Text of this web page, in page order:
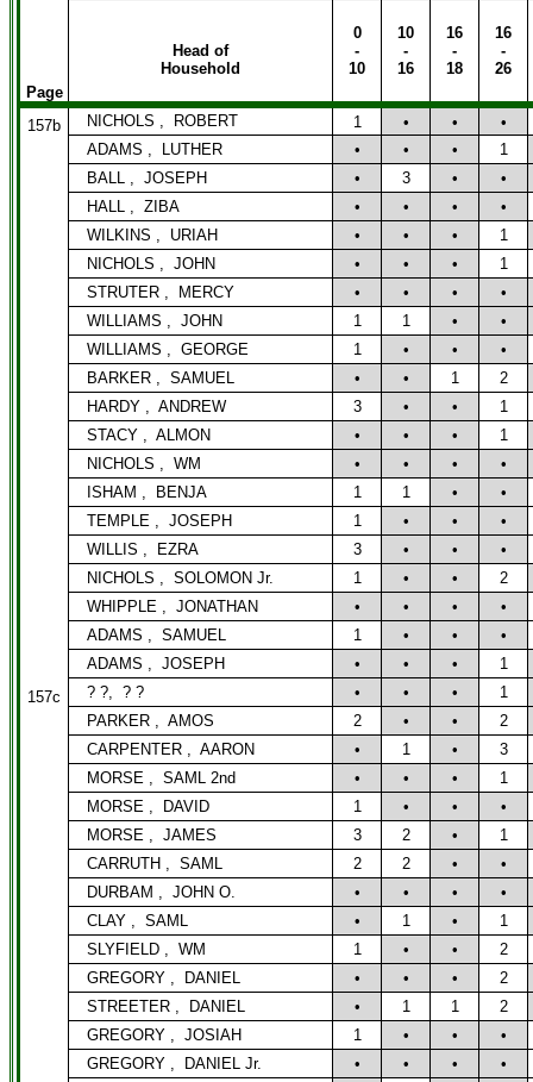
Page
Head of
Household
0
-
10
10
-
16
16
-
18
16
-
26
157b NICHOLS , ROBERT 1 • •
•
ADAMS ,
LUTHER • • •
1
BALL , JOSEPH • 3 •
•
HALL , ZIBA • • •
•
WILKINS ,
URIAH • • •
1
NICHOLS , JOHN • • •
1
STRUTER ,
MERCY • • •
•
WILLIAMS , JOHN 1 1 •
•
WILLIAMS , GEORGE 1 • •
•
BARKER , SAMUEL • • 1
2
HARDY , ANDREW 3 • •
1
STACY , ALMON • • •
1
NICHOLS , WM • • •
•
ISHAM ,
BENJA 1 1 •
•
TEMPLE , JOSEPH 1 • •
•
WILLIS ,
EZRA 3 • •
•
NICHOLS , SOLOMON Jr. 1 • •
2
WHIPPLE , JONATHAN • • •
•
ADAMS , SAMUEL 1 • •
•
ADAMS , JOSEPH • • •
1
157c
? ?, ? ? • • •
1
PARKER , AMOS 2 • •
2
CARPENTER , AARON • 1 •
3
MORSE , SAML 2nd • • •
1
MORSE ,
DAVID 1 • •
•
MORSE , JAMES 3 2 •
1
CARRUTH , SAML 2 2 •
•
DURBAM , JOHN O. • • •
•
CLAY , SAML • 1 •
1
SLYFIELD , WM 1 • •
2
GREGORY ,
DANIEL • • •
2
STREETER ,
DANIEL • 1 1
2
GREGORY , JOSIAH 1 • •
•
GREGORY ,
DANIEL Jr. • • •
•